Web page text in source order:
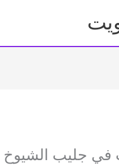
في جليب الشيوخ